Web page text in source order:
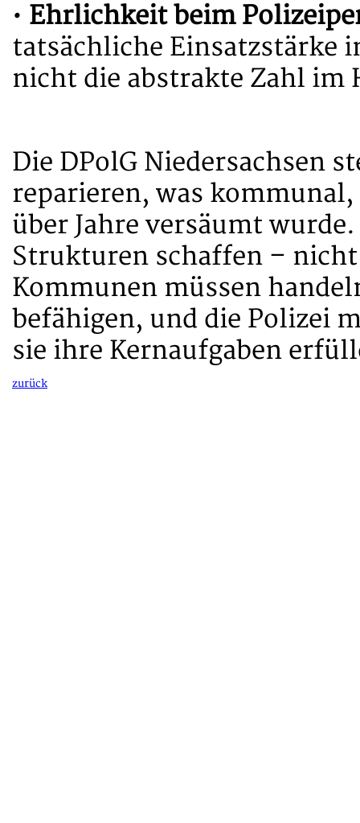
• Ehrlichkeit beim
tatsächliche Einsatzstärke
nicht die abstrakte Zahl im
Die DPolG Niedersachsen
reparieren, was
über Jahre versäumt
Strukturen schaffen –
Kommunen müssen
befähigen, und die Polizei
sie ihre Kernaufgaben
zurück